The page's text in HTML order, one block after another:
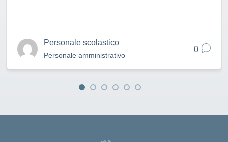
Personale scolastico
Personale amministrativo
0